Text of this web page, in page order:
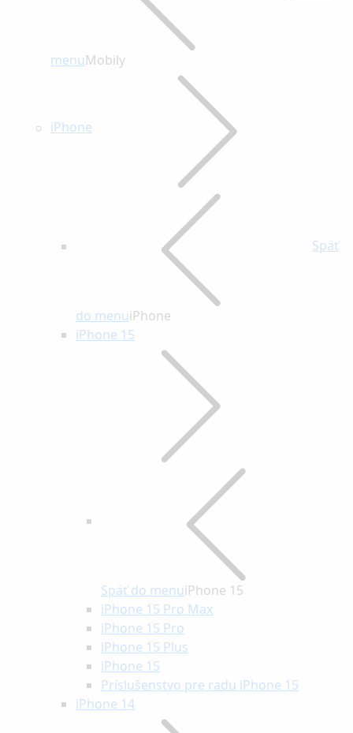
menuMobily
iPhone
Späť
do menuiPhone
iPhone 15
Späť do menuiPhone 15
iPhone 15 Pro Max
iPhone 15 Pro
iPhone 15 Plus
iPhone 15
Príslušenstvo pre radu iPhone 15
iPhone 14